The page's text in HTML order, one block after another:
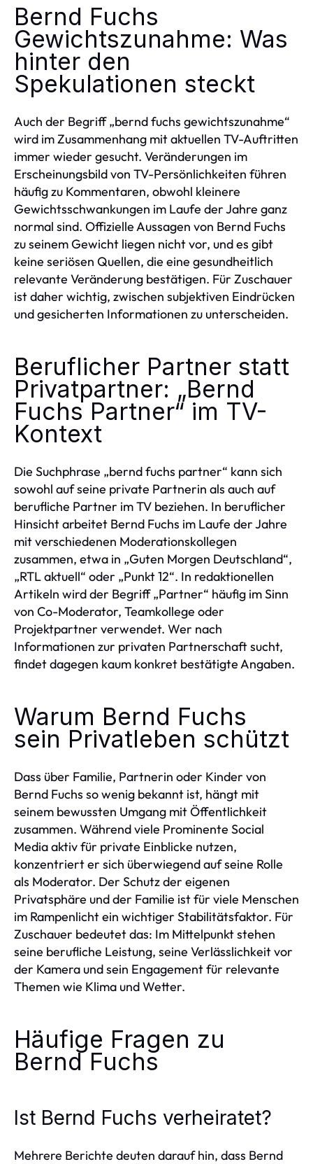
Bernd Fuchs
Gewichtszunahme: Was
hinter den
Spekulationen steckt
Auch der Begriff „bernd fuchs gewichtszunahme“
wird im Zusammenhang mit aktuellen TV-Auftritten
immer wieder gesucht. Veränderungen im
Erscheinungsbild von TV-Persönlichkeiten führen
häufig zu Kommentaren, obwohl kleinere
Gewichtsschwankungen im Laufe der Jahre ganz
normal sind. Offizielle Aussagen von Bernd Fuchs
zu seinem Gewicht liegen nicht vor, und es gibt
keine seriösen Quellen, die eine gesundheitlich
relevante Veränderung bestätigen. Für Zuschauer
ist daher wichtig, zwischen subjektiven Eindrücken
und gesicherten Informationen zu unterscheiden.
Beruflicher Partner statt
Privatpartner: „Bernd
Fuchs Partner“ im TV-
Kontext
Die Suchphrase „bernd fuchs partner“ kann sich
sowohl auf seine private Partnerin als auch auf
berufliche Partner im TV beziehen. In beruflicher
Hinsicht arbeitet Bernd Fuchs im Laufe der Jahre
mit verschiedenen Moderationskollegen
zusammen, etwa in „Guten Morgen Deutschland“,
„RTL aktuell“ oder „Punkt 12“. In redaktionellen
Artikeln wird der Begriff „Partner“ häufig im Sinn
von Co-Moderator, Teamkollege oder
Projektpartner verwendet. Wer nach
Informationen zur privaten Partnerschaft sucht,
findet dagegen kaum konkret bestätigte Angaben.
Warum Bernd Fuchs
sein Privatleben schützt
Dass über Familie, Partnerin oder Kinder von
Bernd Fuchs so wenig bekannt ist, hängt mit
seinem bewussten Umgang mit Öffentlichkeit
zusammen. Während viele Prominente Social
Media aktiv für private Einblicke nutzen,
konzentriert er sich überwiegend auf seine Rolle
als Moderator. Der Schutz der eigenen
Privatsphäre und der Familie ist für viele Menschen
im Rampenlicht ein wichtiger Stabilitätsfaktor. Für
Zuschauer bedeutet das: Im Mittelpunkt stehen
seine berufliche Leistung, seine Verlässlichkeit vor
der Kamera und sein Engagement für relevante
Themen wie Klima und Wetter.
Häufige Fragen zu
Bernd Fuchs
Ist Bernd Fuchs verheiratet?
Mehrere Berichte deuten darauf hin, dass Bernd